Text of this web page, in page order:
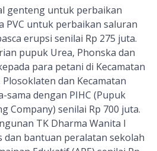
genteng untuk perbaikan
PVC untuk perbaikan saluran
erupsi senilai Rp 275 juta.
pupuk Urea, Phonska dan
para petani di Kecamatan
dan Kecamatan
sama dengan PIHC (Pupuk
Company) senilai Rp 700 juta.
TK Dharma Wanita I
dan bantuan peralatan sekolah